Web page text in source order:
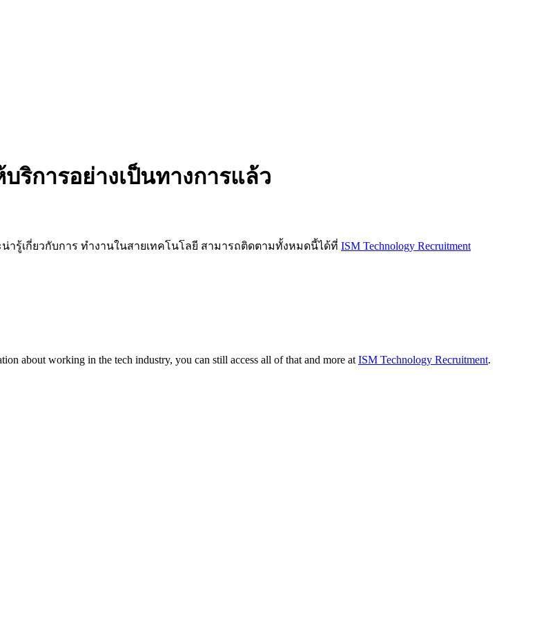
ริการอย่างเป็นทางการแล้ว
รู้เกี่ยวกับการ ทำงานในสายเทคโนโลยี สามารถติดตามทั้งหมดนี้ได้ที่ ISM Technology Recruitment
about working in the tech industry, you can still access all of that and more at ISM Technology Recruitment.